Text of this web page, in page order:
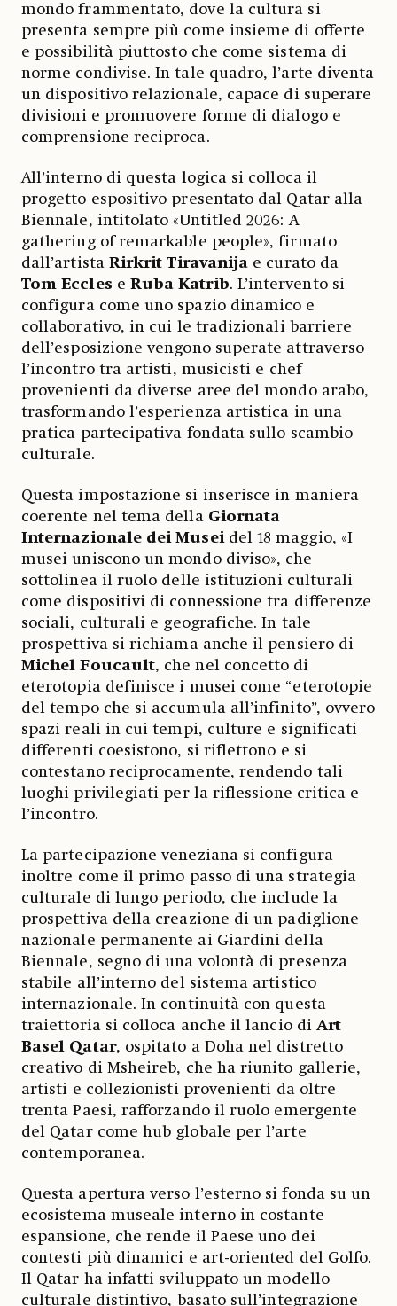
mondo frammentato, dove la cultura si
presenta sempre più come insieme di offerte
e possibilità piuttosto che come sistema di
norme condivise. In tale quadro, l’arte diventa
un dispositivo relazionale, capace di superare
divisioni e promuovere forme di dialogo e
comprensione reciproca.
All’interno di questa logica si colloca il
progetto espositivo presentato dal Qatar alla
Biennale, intitolato «Untitled 2026: A
gathering of remarkable people», firmato
dall’artista Rirkrit Tiravanija e curato da
Tom Eccles e Ruba Katrib. L’intervento si
configura come uno spazio dinamico e
collaborativo, in cui le tradizionali barriere
dell’esposizione vengono superate attraverso
l’incontro tra artisti, musicisti e chef
provenienti da diverse aree del mondo arabo,
trasformando l’esperienza artistica in una
pratica partecipativa fondata sullo scambio
culturale.
Questa impostazione si inserisce in maniera
coerente nel tema della Giornata
Internazionale dei Museidel 18 maggio, «I
musei uniscono un mondo diviso», che
sottolinea il ruolo delle istituzioni culturali
come dispositivi di connessione tra differenze
sociali, culturali e geografiche. In tale
prospettiva si richiama anche il pensiero di
Michel Foucault, che nel concetto di
eterotopia definisce i musei come “eterotopie
del tempo che si accumula all’infinito”, ovvero
spazi reali in cui tempi, culture e significati
differenti coesistono, si riflettono e si
contestano reciprocamente, rendendo tali
luoghi privilegiati per la riflessione critica e
l’incontro.
La partecipazione veneziana si configura
inoltre come il primo passo di una strategia
culturale di lungo periodo, che include la
prospettiva della creazione di un padiglione
nazionale permanente ai Giardini della
Biennale, segno di una volontà di presenza
stabile all’interno del sistema artistico
internazionale. In continuità con questa
traiettoria si colloca anche il lancio di Art
Basel Qatar, ospitato a Doha nel distretto
creativo di Msheireb, che ha riunito gallerie,
artisti e collezionisti provenienti da oltre
trenta Paesi, rafforzando il ruolo emergente
del Qatar come hub globale per l’arte
contemporanea.
Questa apertura verso l’esterno si fonda su un
ecosistema museale interno in costante
espansione, che rende il Paese uno dei
contesti più dinamici e art-oriented del Golfo.
Il Qatar ha infatti sviluppato un modello
culturale distintivo, basato sull’integrazione